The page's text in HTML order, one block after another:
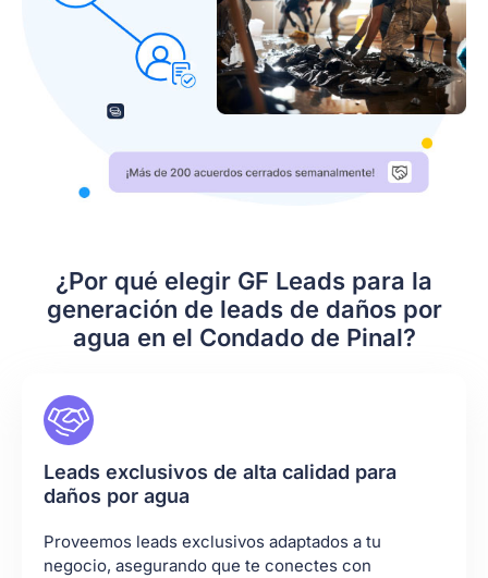
¿Por qué elegir GF Leads para la
generación de leads de daños por
agua en el Condado de Pinal?
Leads exclusivos de alta calidad para
daños por agua
Proveemos leads exclusivos adaptados a tu
negocio, asegurando que te conectes con